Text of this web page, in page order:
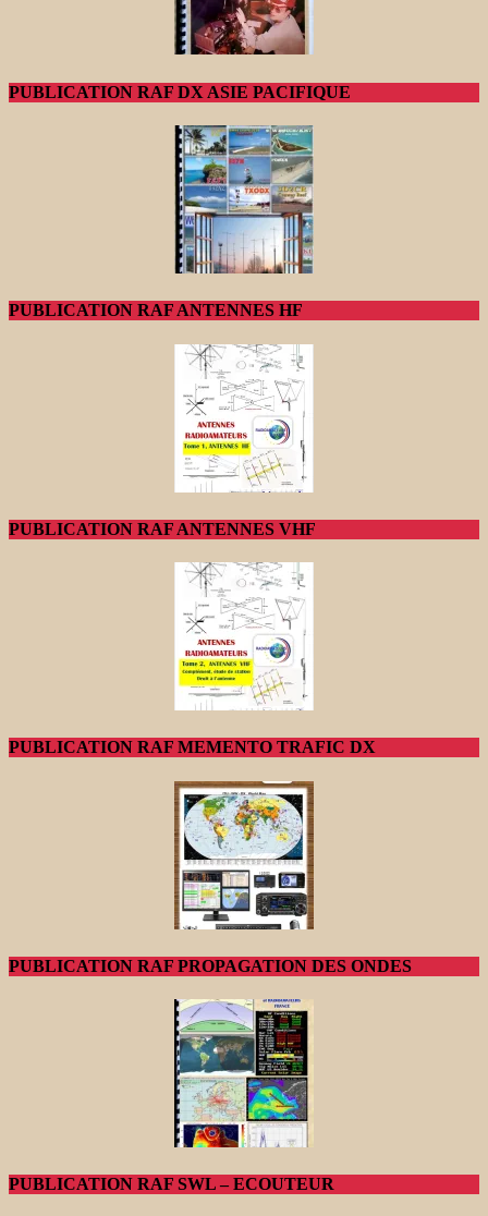
PUBLICATION RAF DX ASIE PACIFIQUE
PUBLICATION RAF ANTENNES HF
PUBLICATION RAF ANTENNES VHF
PUBLICATION RAF MEMENTO TRAFIC DX
PUBLICATION RAF PROPAGATION DES ONDES
PUBLICATION RAF SWL – ECOUTEUR